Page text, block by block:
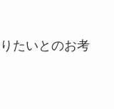
たいとのお考